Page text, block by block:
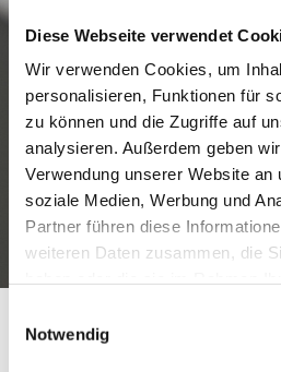
Diese Webseite verwendet
Wir verwenden Cookies, um
personalisieren, Funktionen für
zu können und die Zugriffe auf
analysieren. Außerdem geben
Verwendung unserer Website an
soziale Medien, Werbung und
Partner führen diese
weiteren Daten zusammen, die
Notwendig